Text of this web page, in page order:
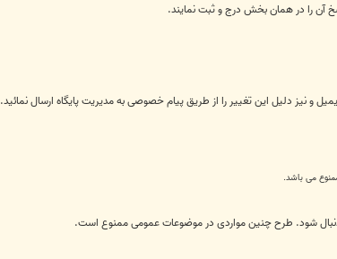
آن را در همان بخش درج و ثبت نمایند.
و نیز دلیل این تغییر را از طریق پیام خصوصی به مدیریت پایگاه ارسال نمائید.
می باشد.
دنبال شود. طرح چنین مواردی در موضوعات عمومی ممنوع است.